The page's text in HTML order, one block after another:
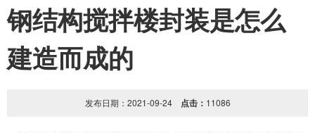
钢结构搅拌楼封装是怎么
建造而成的
发布日期：2021-09-24 点击： 11086